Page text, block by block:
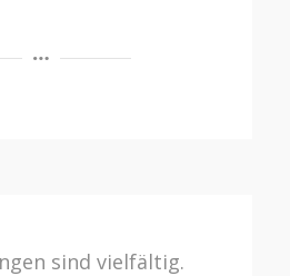
sind vielfältig.